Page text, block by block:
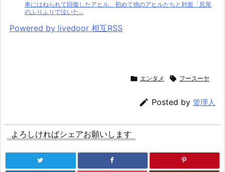
車にはねられて回復したアヒル、初めて他のアヒルたちと対面「尻尾
のふりふりで泣いた...
Powered by livedoor 相互RSS
 エンタメ  フースーヤ
 Posted by 管理人
よろしければシェアお願いします